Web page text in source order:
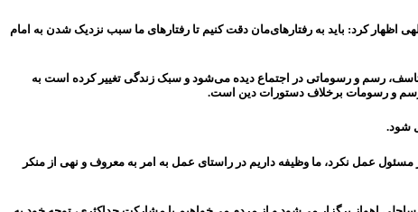
اظهار کرد: باید به رفتارهای‌مان دقت کنیم تا رفتارهای ما سبب نزدیک شدن به امام
رسم و رسوماتی در اجتماع دیده می‌شود و سبک زندگی تغییر کرده است به
رسم و رسومات برخلاف دستورات دین است.
شود.
عمل نکرد، ما وظیفه داریم در راستای عمل به امر به معروف و نهی از منکر